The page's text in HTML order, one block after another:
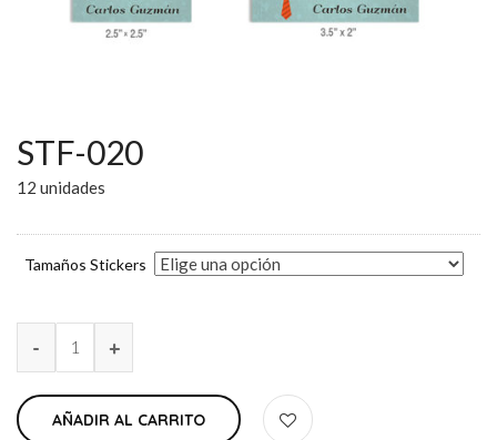
STF-020
12 unidades
Tamaños Stickers
AÑADIR AL CARRITO